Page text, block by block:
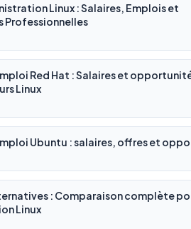
Linux : Salaires, Emplois et
Professionnelles
Red Hat : Salaires et
Linux
Ubuntu : salaires, offres et
: Comparaison complète
Linux